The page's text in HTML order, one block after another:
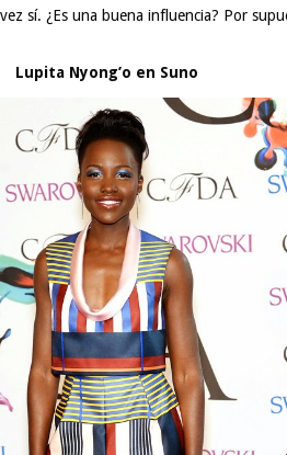
sí. ¿Es una buena influencia? Por
Lupita Nyong’o en Suno